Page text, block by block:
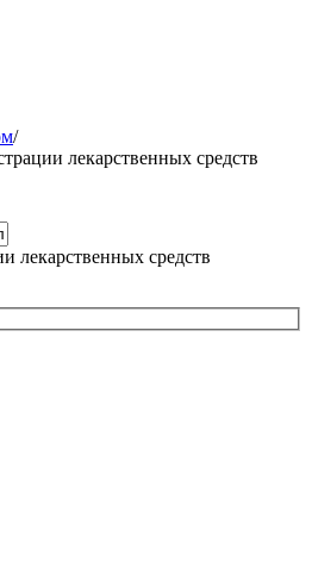
/
лекарственных средств
лекарственных средств